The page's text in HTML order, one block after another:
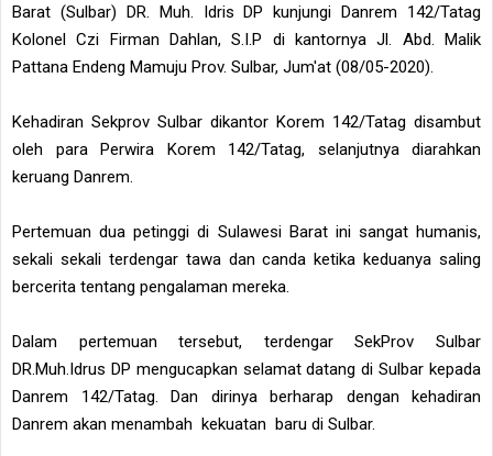
Barat (Sulbar) DR. Muh. Idris DP kunjungi Danrem 142/Tatag
Kolonel Czi Firman Dahlan, S.I.P di kantornya Jl. Abd. Malik
Pattana Endeng Mamuju Prov. Sulbar, Jum'at (08/05-2020).
Kehadiran Sekprov Sulbar dikantor Korem 142/Tatag disambut
oleh para Perwira Korem 142/Tatag, selanjutnya diarahkan
keruang Danrem.
Pertemuan dua petinggi di Sulawesi Barat ini sangat humanis,
sekali sekali terdengar tawa dan canda ketika keduanya saling
bercerita tentang pengalaman mereka.
Dalam pertemuan tersebut, terdengar SekProv Sulbar
DR.Muh.Idrus DP mengucapkan selamat datang di Sulbar kepada
Danrem 142/Tatag. Dan dirinya berharap dengan kehadiran
Danrem akan menambah kekuatan baru di Sulbar.